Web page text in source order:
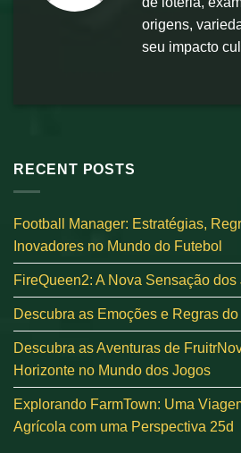
origens,
seu impacto
RECENT POSTS
Football Manager: Estratégias,
Inovadores no Mundo do Futebol
FireQueen2: A Nova Sensação
Descubra as Emoções e Regras do
Descubra as Aventuras de
Horizonte no Mundo dos Jogos
Explorando FarmTown: Uma
Agrícola com uma Perspectiva 25d